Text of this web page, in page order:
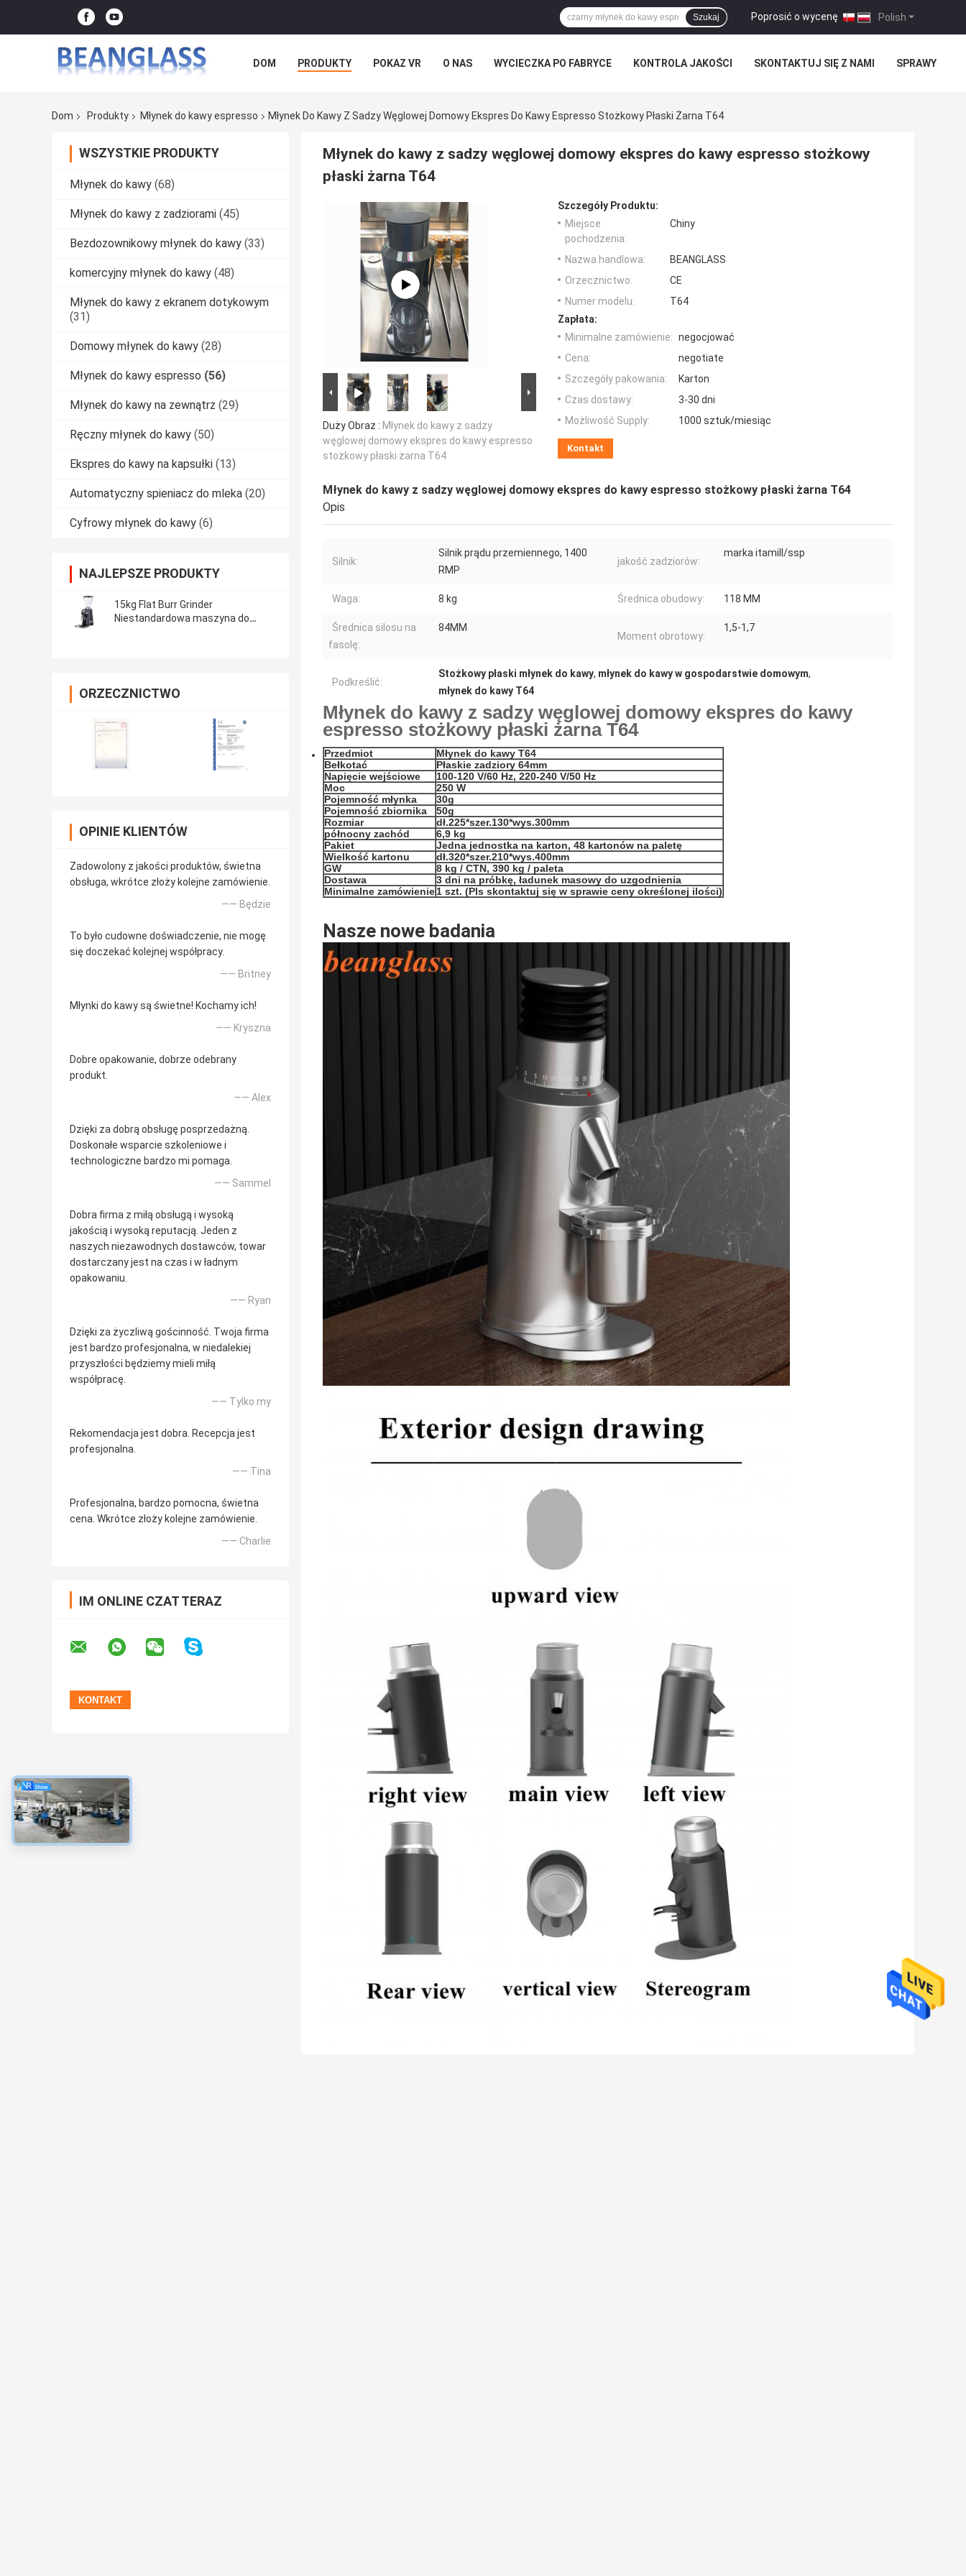
Polish
Poprosić o wycenę |
Szukaj
DOM PRODUKTY POKAZ VR O NAS WYCIECZKA PO FABRYCE KONTROLA JAKOŚCI SKONTAKTUJ SIĘ Z NAMI SPRAWY
Dom Produkty Młynek do kawy espresso Młynek Do Kawy Z Sadzy Węglowej Domowy Ekspres Do Kawy Espresso Stożkowy Płaski Żarna T64
WSZYSTKIE PRODUKTY
Młynek do kawy (68)
Młynek do kawy z zadziorami (45)
Bezdozownikowy młynek do kawy (33)
komercyjny młynek do kawy (48)
Młynek do kawy z ekranem dotykowym
(31)
Domowy młynek do kawy (28)
Młynek do kawy espresso (56)
Młynek do kawy na zewnątrz (29)
Ręczny młynek do kawy (50)
Ekspres do kawy na kapsułki (13)
Automatyczny spieniacz do mleka (20)
Cyfrowy młynek do kawy (6)
NAJLEPSZE PRODUKTY
15kg Flat Burr Grinder
Niestandardowa maszyna do
ORZECZNICTWO
OPINIE KLIENTÓW
Zadowolony z jakości produktów, świetna
obsługa, wkrótce złoży kolejne zamówienie.
—— Będzie
To było cudowne doświadczenie, nie mogę
się doczekać kolejnej współpracy.
—— Britney
Młynki do kawy są świetne! Kochamy ich!
—— Kryszna
Dobre opakowanie, dobrze odebrany
produkt.
—— Alex
Dzięki za dobrą obsługę posprzedażną.
Doskonałe wsparcie szkoleniowe i
technologiczne bardzo mi pomaga.
—— Sammel
Dobra firma z miłą obsługą i wysoką
jakością i wysoką reputacją. Jeden z
naszych niezawodnych dostawców, towar
dostarczany jest na czas i w ładnym
opakowaniu.
—— Ryan
Dzięki za życzliwą gościnność. Twoja firma
jest bardzo profesjonalna, w niedalekiej
przyszłości będziemy mieli miłą
współpracę.
—— Tylko my
Rekomendacja jest dobra. Recepcja jest
profesjonalna.
—— Tina
Profesjonalna, bardzo pomocna, świetna
cena. Wkrótce złoży kolejne zamówienie.
—— Charlie
IM ONLINE CZAT TERAZ
Młynek do kawy z sadzy węglowej domowy ekspres do kawy espresso stożkowy
płaski żarna T64
Duży Obraz : Młynek do kawy z sadzy
węglowej domowy ekspres do kawy espresso
stożkowy płaski żarna T64
Szczegóły Produktu:
Miejsce
pochodzenia:
Chiny
Nazwa handlowa:
BEANGLASS
Orzecznictwo:
CE
Numer modelu:
T64
Zapłata:
Minimalne zamówienie: negocjować
Cena:
negotiate
Szczegóły pakowania:
Karton
Czas dostawy:
3-30 dni
Możliwość Supply:
1000 sztuk/miesiąc
Kontakt
Młynek do kawy z sadzy węglowej domowy ekspres do kawy espresso stożkowy płaski żarna T64
Opis
Silnik:
Silnik prądu przemiennego, 1400
RMP
jakość zadziorów:
marka itamill/ssp
Waga: 8 kg Średnica obudowy: 118 MM
Średnica silosu na
fasolę:
84MM
Moment obrotowy:
1,5-1,7
Podkreślić:
Stożkowy płaski młynek do kawy, młynek do kawy w gospodarstwie domowym,
młynek do kawy T64
Młynek do kawy z sadzy węglowej domowy ekspres do kawy
espresso stożkowy płaski żarna T64
Przedmiot
Młynek do kawy T64
Bełkotać
Płaskie zadziory 64mm
Napięcie wejściowe
100-120 V/60 Hz, 220-240 V/50 Hz
Moc
250 W
Pojemność młynka
30g
Pojemność zbiornika
50g
Rozmiar
dł.225*szer.130*wys.300mm
północny zachód
6,9 kg
Pakiet
Jedna jednostka na karton, 48 kartonów na paletę
Wielkość kartonu
dł.320*szer.210*wys.400mm
GW
8 kg / CTN, 390 kg / paleta
Dostawa
3 dni na próbkę, ładunek masowy do uzgodnienia
Minimalne zamówienie1 szt. (Pls skontaktuj się w sprawie ceny określonej ilości)
Nasze nowe badania